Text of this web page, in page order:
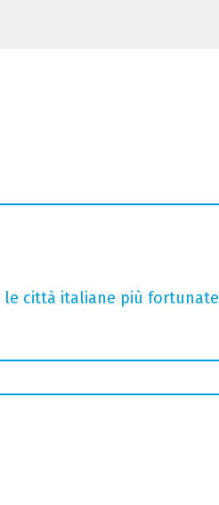
le città italiane più fortunate